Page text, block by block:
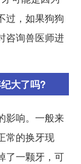
过，如果狗狗
咨询兽医师进
大了吗?
影响。一般来
常的换牙现
了一颗牙，可